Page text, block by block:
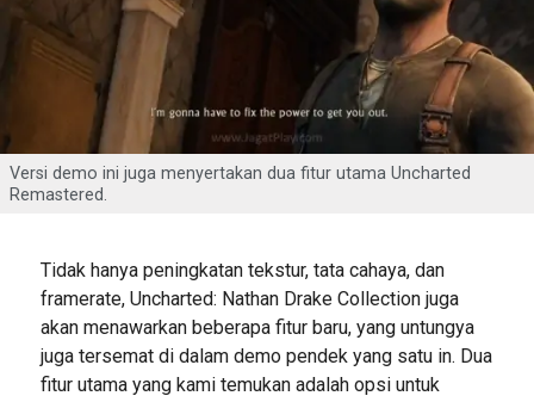
Versi demo ini juga menyertakan dua fitur utama Uncharted
Remastered.
Tidak hanya peningkatan tekstur, tata cahaya, dan
framerate, Uncharted: Nathan Drake Collection juga
akan menawarkan beberapa fitur baru, yang untungya
juga tersemat di dalam demo pendek yang satu in. Dua
fitur utama yang kami temukan adalah opsi untuk